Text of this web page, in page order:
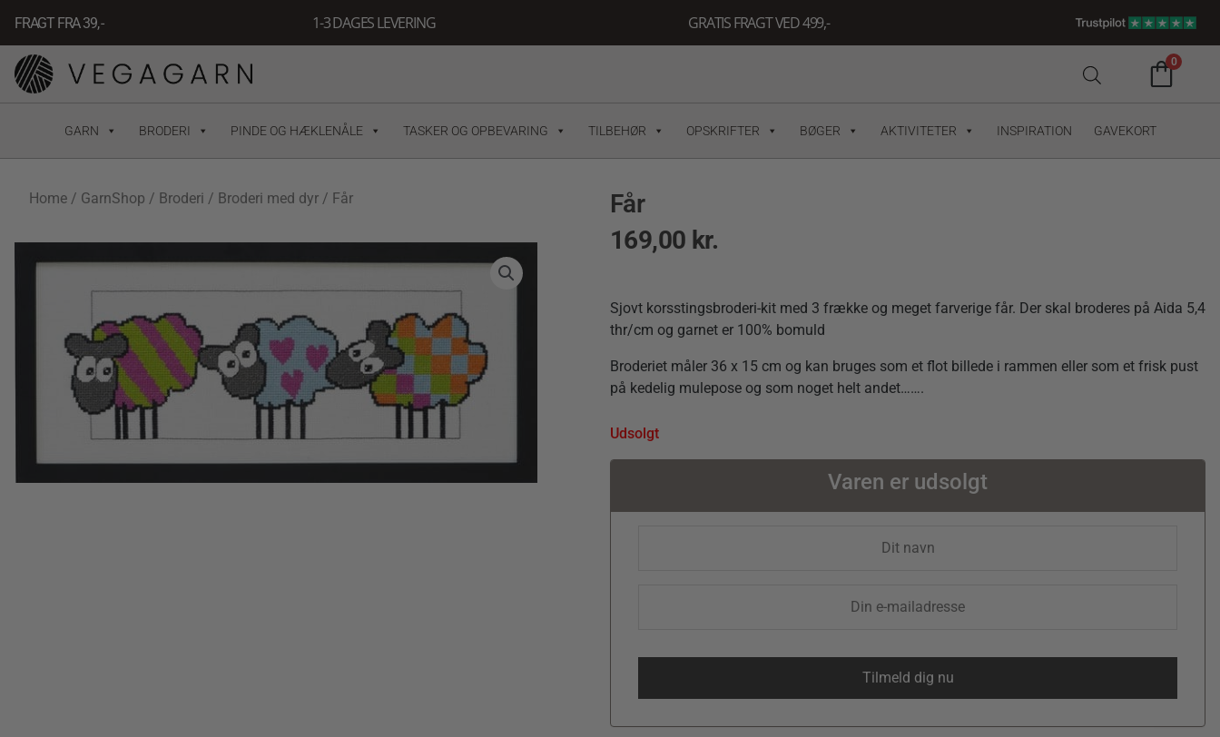
indholdet
FRAGT FRA 39, - 1-3 DAGES LEVERING GRATIS FRAGT VED 499,-
0
GARN BRODERI PINDE OG HÆKLENÅLE TASKER OG OPBEVARING TILBEHØR OPSKRIFTER BØGER AKTIVITETER INSPIRATION GAVEKORT
Home / GarnShop / Broderi / Broderi med dyr / Får
Får
169,00 kr.
Sjovt korsstingsbroderi-kit med 3 frække og meget farverige får. Der skal broderes på Aida 5,4
thr/cm og garnet er 100% bomuld
Broderiet måler 36 x 15 cm og kan bruges som et flot billede i rammen eller som et frisk pust
på kedelig mulepose og som noget helt andet…….
Udsolgt
Varen er udsolgt